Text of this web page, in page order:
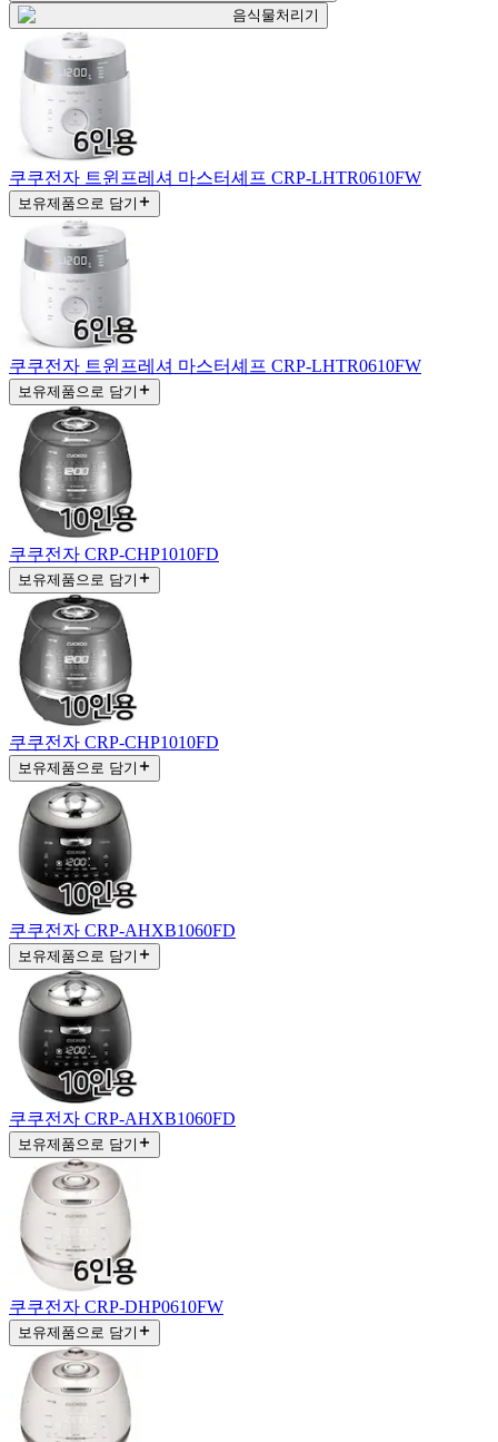
음식물처리기
쿠쿠전자 트윈프레셔 마스터셰프 CRP-LHTR0610FW
보유제품으로 담기
쿠쿠전자 트윈프레셔 마스터셰프 CRP-LHTR0610FW
보유제품으로 담기
쿠쿠전자 CRP-CHP1010FD
보유제품으로 담기
쿠쿠전자 CRP-CHP1010FD
보유제품으로 담기
쿠쿠전자 CRP-AHXB1060FD
보유제품으로 담기
쿠쿠전자 CRP-AHXB1060FD
보유제품으로 담기
쿠쿠전자 CRP-DHP0610FW
보유제품으로 담기